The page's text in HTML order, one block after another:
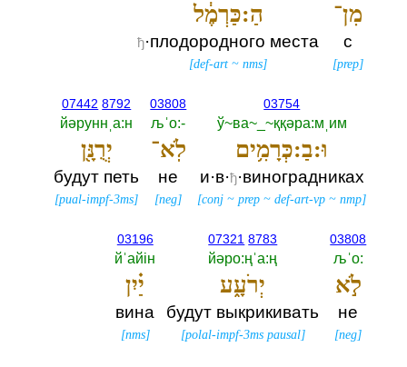
מִן־
с
[prep]
הַ:כַּרְמֶ֔ל
ђ·плодородного места
[def-art ~nms]
03754
ў~ва~_~ққәра:мˌим
וּ:בַ:כְּרָמִ֥ים
и·в·ђ·виноградниках
[conj ~prep ~def-art-vp ~nmp]
03808
љˈо:-‎
לֹֽא־
не
[neg]
07442 8792
йәруннˌа:н
יְרֻנָּ֖ן
будут петь
[pual-impf-3ms]
03808
љˈо:‎
לֹ֣א
не
[neg]
07321 8783
йәро:ңˈа:ң
יְרֹעָ֑ע
будут выкрикивать
[polal-impf-3ms pausal]
03196
йˈайiн
יַ֗יִן
вина
[nms]